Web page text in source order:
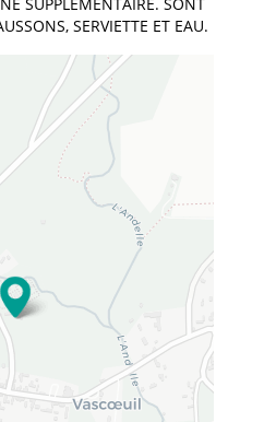
SERVIETTE ET EAU.